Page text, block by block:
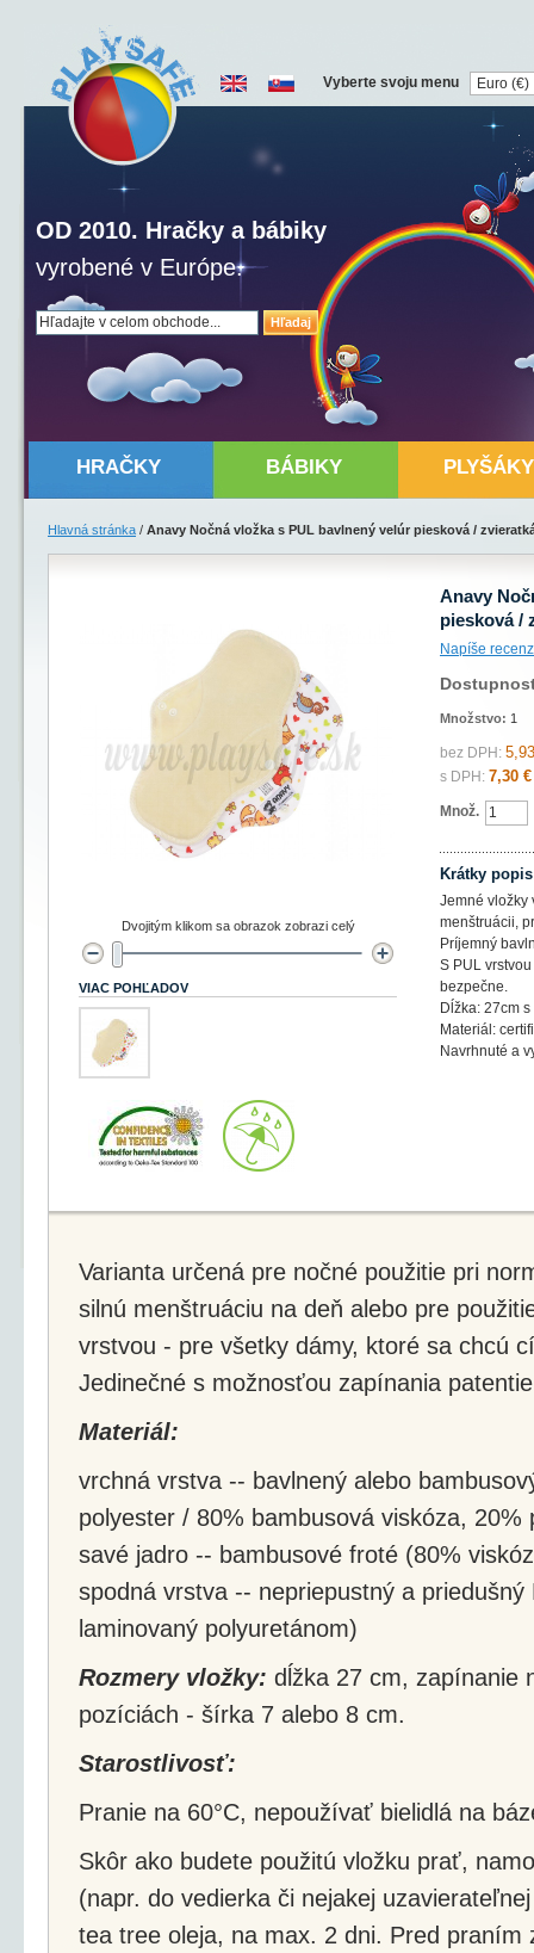
Hľadaj
OD 2010. Hračky a bábiky
vyrobené v Európe.
Vyberte svoju menu
HRAČKY BÁBIKY PLYŠÁKY
Hlavná stránka / Anavy Nočná vložka s PUL bavlnený velúr piesková /
Anavy
piesková /
Napíše
Množstvo: 1
bez DPH:
s DPH: 7,30 €
Množ.
Krátky popis
Jemné vložky
menštruácii,
Príjemný
S PUL
bezpečne.
Dĺžka: 27cm
Materiál:
Navrhnuté a
Dvojitým klikom sa obrazok zobrazi celý
VIAC POHĽADOV
Varianta určená pre nočné použitie pri
silnú menštruáciu na deň alebo pre
vrstvou - pre všetky dámy, ktoré sa chcú
Jedinečné s možnosťou zapínania
Materiál:
vrchná vrstva -- bavlnený alebo
polyester / 80% bambusová viskóza, 20%
savé jadro -- bambusové froté (80%
spodná vrstva -- nepriepustný a priedušný
laminovaný polyuretánom)
Rozmery vložky: dĺžka 27 cm, zapínanie
pozíciách - šírka 7 alebo 8 cm.
Starostlivosť:
Pranie na 60°C, nepoužívať bielidlá na
Skôr ako budete použitú vložku prať,
(napr. do vedierka či nejakej
tea tree oleja, na max. 2 dni. Pred praním